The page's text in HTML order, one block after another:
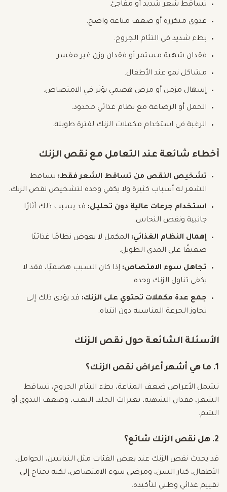
تساقط شعر شديد أو مفاجئ.
عدوى متكررة أو ضعف مناعة واضح.
بطء شديد في التئام الجروح.
فقدان شهية مستمر أو فقدان وزن غير مفسر.
مشاكل نمو عند الأطفال.
إسهال مزمن أو مرض هضمي يؤثر في الامتصاص.
الحمل أو الرضاعة مع نظام غذائي محدود.
الرغبة في استخدام مكملات الزنك لفترة طويلة.
أخطاء شائعة عند التعامل مع نقص الزنك
تشخيص النقص من تساقط الشعر فقط: تساقط
الشعر له أسباب كثيرة ولا يكفي وحده لتشخيص نقص الزنك.
استخدام جرعات عالية دون تحليل: قد يسبب ذلك آثارًا
جانبية ونقص النحاس.
إهمال النظام الغذائي: المكمل لا يعوض نظامًا غذائيًا
ضعيفًا على المدى الطويل.
تجاهل سوء الامتصاص: إذا كان السبب هضميًا، فقد لا
يكفي تناول الزنك وحده.
جمع عدة مكملات تحتوي على الزنك: قد يؤدي ذلك إلى
تجاوز الجرعة المناسبة دون انتباه.
الأسئلة الشائعة حول نقص الزنك
1. ما هي أشهر أعراض نقص الزنك؟
تشمل الأعراض ضعف المناعة، بطء التئام الجروح، تساقط
الشعر، فقدان الشهية، تغيرات الجلد، التعب، وضعف التذوق أو
الشم.
2. هل نقص الزنك شائع؟
قد يحدث نقص الزنك عند بعض الفئات مثل النباتيين، الحوامل،
الأطفال، كبار السن، ومرضى سوء الامتصاص، لكنه يحتاج إلى
تقييم غذائي وطبي لتأكيده.